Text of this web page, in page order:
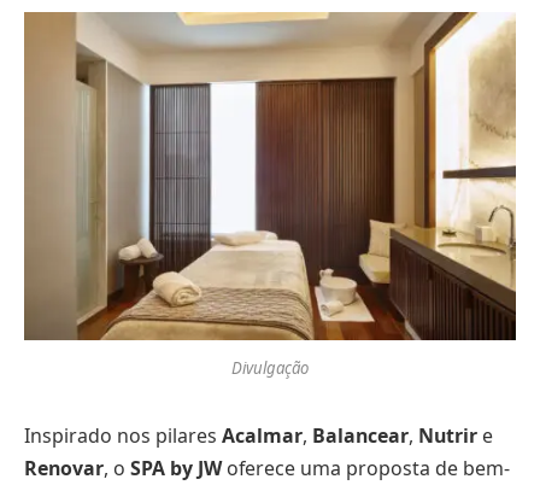
Divulgação
Inspirado nos pilares Acalmar, Balancear, Nutrir e
Renovar, o SPA by JWoferece uma proposta de bem-